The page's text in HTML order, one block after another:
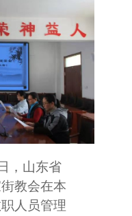
，山东省
教会在本
人员管理